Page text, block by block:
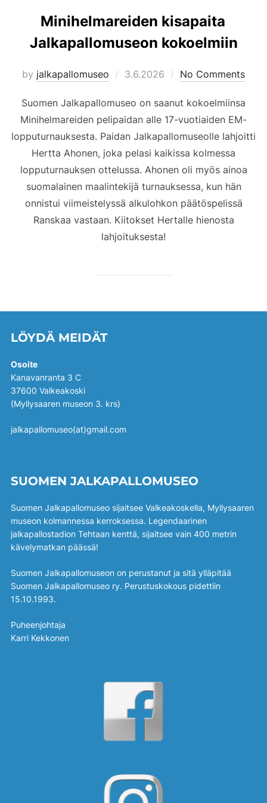
Minihelmareiden kisapaita
Jalkapallomuseon kokoelmiin
by jalkapallomuseo
Posted
3.6.2026 No Comments
Suomen Jalkapallomuseo on saanut kokoelmiinsa
Minihelmareiden pelipaidan alle 17-vuotiaiden EM-
lopputurnauksesta. Paidan Jalkapallomuseolle lahjoitti
Hertta Ahonen, joka pelasi kaikissa kolmessa
lopputurnauksen ottelussa. Ahonen oli myös ainoa
suomalainen maalintekijä turnauksessa, kun hän
onnistui viimeistelyssä alkulohkon päätöspelissä
Ranskaa vastaan. Kiitokset Hertalle hienosta
lahjoituksesta!
LÖYDÄ MEIDÄT
Osoite
Kanavanranta 3 C
37600 Valkeakoski
(Myllysaaren museon 3. krs)
jalkapallomuseo(at)gmail.com
SUOMEN JALKAPALLOMUSEO
Suomen Jalkapallomuseo sijaitsee Valkeakoskella, Myllysaaren
museon kolmannessa kerroksessa. Legendaarinen
jalkapallostadion Tehtaan kenttä, sijaitsee vain 400 metrin
kävelymatkan päässä!
Suomen Jalkapallomuseon on perustanut ja sitä ylläpitää
Suomen Jalkapallomuseo ry. Perustuskokous pidettiin
15.10.1993.
Puheenjohtaja
Karri Kekkonen